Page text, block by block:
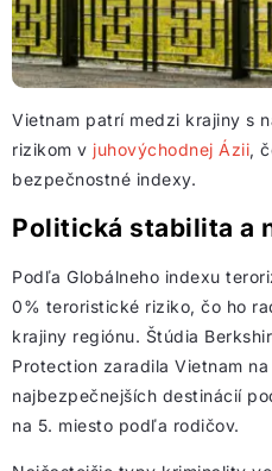
Vietnam patrí medzi krajiny s
rizikom v juhovýchodnej Ázii,
bezpečnostné indexy.
Politická stabilita a
Podľa Globálneho indexu
0% teroristické riziko, čo ho
krajiny regiónu. Štúdia
Protection zaradila Vietnam
najbezpečnejších destinácií
na 5. miesto podľa rodičov.